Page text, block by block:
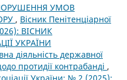
УМОВ
, Вісник Пенітенціарної
ВІСНИК
УКРАЇНИ
діяльність державної
протидії контрабанді ,